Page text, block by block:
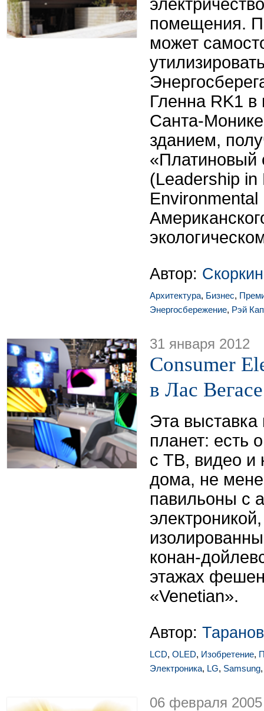
помещения.
может
Гленна RK1
Санта-
зданием,
«Платиновый
(Leadership in
Environmental
Автор:
Архитектура, Бизнес,
Энергосбережение, Рэй
31 января 2012
Consumer
в Лас Вегасе
Эта выставка
планет: есть
с ТВ, видео и
дома, не
павильоны с
конан-
этажах
«Venetian».
Автор:
LCD, OLED, Изобретение,
Электроника, LG, Samsung
06 февраля 2005